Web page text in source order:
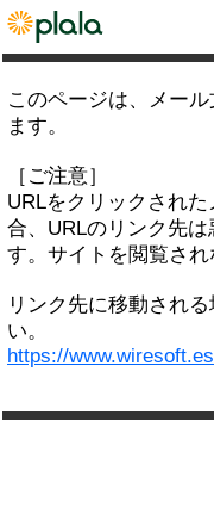
このページは、メー
ます。
［ご注意］
URLをクリックされ
合、URLのリンク先
す。サイトを閲覧され
リンク先に移動され
い。
https://www.wiresoft.es